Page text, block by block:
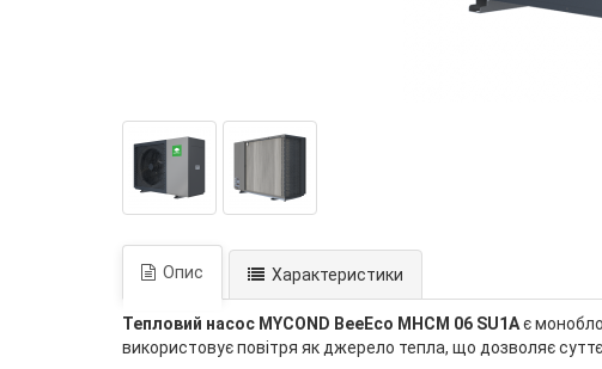
Опис Характеристики
Тепловий насос MYCOND BeeEco MHCM 06 SU1Aє
використовує повітря як джерело тепла, що дозволяє